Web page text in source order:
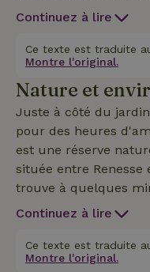
prendre une bouffée
Continuez à lire
Ce texte est traduite
Montre l'original.
Nature et
Juste à côté du
pour des heures
est une réserve
située entre Renesse
trouve à quelques
logement. Cette zone
humides, son bétail
C'est une zone
Continuez à lire
Ce texte est traduite
Montre l'original.